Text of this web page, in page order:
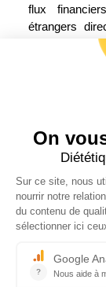
flux
étrangers
besoin, en
pays
littoral,
10.c D’ici à
cent les
effectués
transfert de
pour cent
ODD11 :